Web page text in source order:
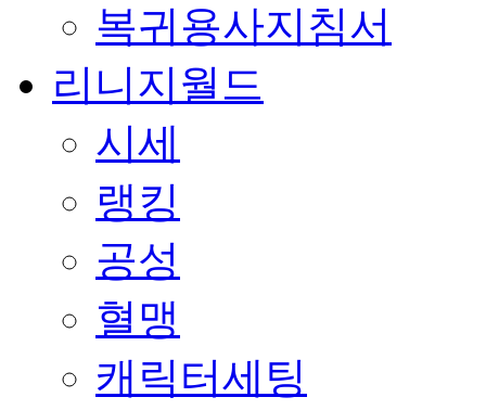
복귀용사지침서
리니지월드
시세
랭킹
공성
혈맹
캐릭터세팅